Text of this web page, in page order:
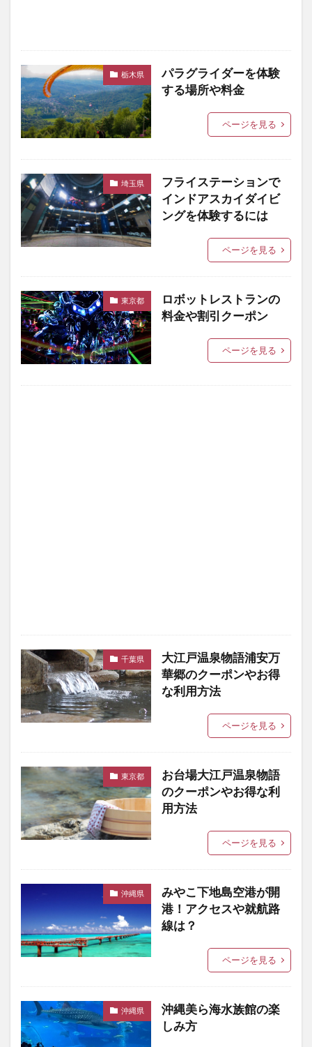
栃木県
パラグライダーを体験
する場所や料金
ページを見る
埼玉県
フライステーションで
インドアスカイダイビ
ングを体験するには
ページを見る
東京都
ロボットレストランの
料金や割引クーポン
ページを見る
千葉県
大江戸温泉物語浦安万
華郷のクーポンやお得
な利用方法
ページを見る
東京都
お台場大江戸温泉物語
のクーポンやお得な利
用方法
ページを見る
沖縄県
みやこ下地島空港が開
港！アクセスや就航路
線は？
ページを見る
沖縄県
沖縄美ら海水族館の楽
しみ方